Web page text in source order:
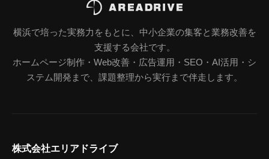
横浜で培った実務力をもとに、中小企業の集客と業務改善を
支援する会社です。
ホームページ制作・Web改善・広告運用・SEO・AI活用・シ
ステム開発まで、課題整理から実行まで伴走します。
株式会社エリアドライブ